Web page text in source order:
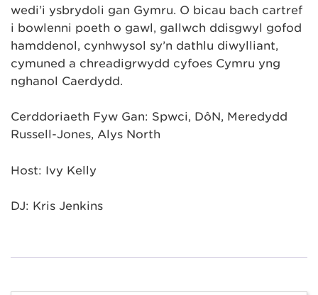
wedi’i ysbrydoli gan Gymru. O bicau bach cartref
i bowlenni poeth o gawl, gallwch ddisgwyl gofod
hamddenol, cynhwysol sy’n dathlu diwylliant,
cymuned a chreadigrwydd cyfoes Cymru yng
nghanol Caerdydd.
Cerddoriaeth Fyw Gan: Spwci, DôN, Meredydd
Russell-Jones, Alys North
Host: Ivy Kelly
DJ: Kris Jenkins